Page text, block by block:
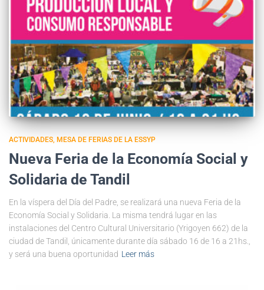
ACTIVIDADES MESA DE FERIAS DE LA ESSYP
Nueva Feria de la Economía Social y
Solidaria de Tandil
En la víspera del Día del Padre, se realizará una nueva Feria de la
Economía Social y Solidaria. La misma tendrá lugar en las
instalaciones del Centro Cultural Universitario (Yrigoyen 662) de la
ciudad de Tandil, únicamente durante día sábado 16 de 16 a 21hs.,
y será una buena oportunidad Leer más